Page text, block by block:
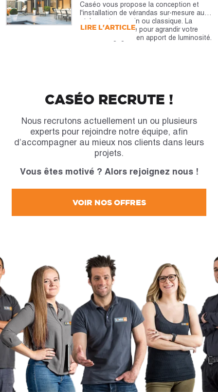
Caséo vous propose la conception et
l'installation de vérandas sur-mesure au
style contemporain ou classique. La
véranda est idéale pour agrandir votre
maison et gagner en apport de luminosité.
LIRE L'ARTICLE
CASÉO RECRUTE !
Nous recrutons actuellement un ou plusieurs
experts pour rejoindre notre équipe, afin
d’accompagner au mieux nos clients dans leurs
projets.
Vous êtes motivé ? Alors rejoignez nous !
VOIR NOS OFFRES